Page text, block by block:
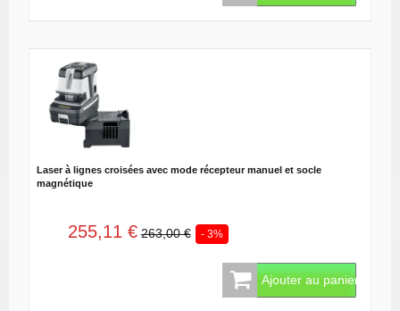
Laser à lignes croisées avec mode récepteur manuel et socle
magnétique
255,11 € 263,00 € - 3%
Ajouter au panier